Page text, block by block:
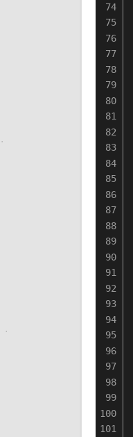
74
75
76
77
78
79
80
81
82
83
84
85
86
87
88
89
90
91
92
93
94
95
96
97
98
99
100
101